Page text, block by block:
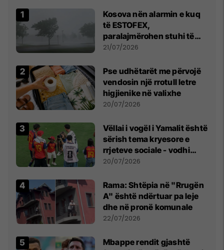
Kosova nën alarmin e kuq
të ESTOFEX,
paralajmërohen stuhi të
fuqishme me breshër dhe
21/07/2026
Pse udhëtarët me përvojë
vendosin një rrotull letre
higjienike në valixhe
20/07/2026
Vëllai i vogël i Yamalit është
sërish tema kryesore e
rrjeteve sociale - vodhi
vëmendjen pas finales së
20/07/2026
Rama: Shtëpia në "Rrugën
A" është ndërtuar pa leje
dhe në pronë komunale
22/07/2026
Mbappe rendit gjashtë